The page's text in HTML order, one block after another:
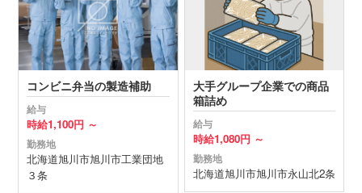
コンビニ弁当の製造補助
給与
時給1,100円 ～
勤務地
北海道旭川市旭川市工業団地
３条
大手グループ企業での商品
箱詰め
給与
時給1,080円 ～
勤務地
北海道旭川市旭川市永山北2条